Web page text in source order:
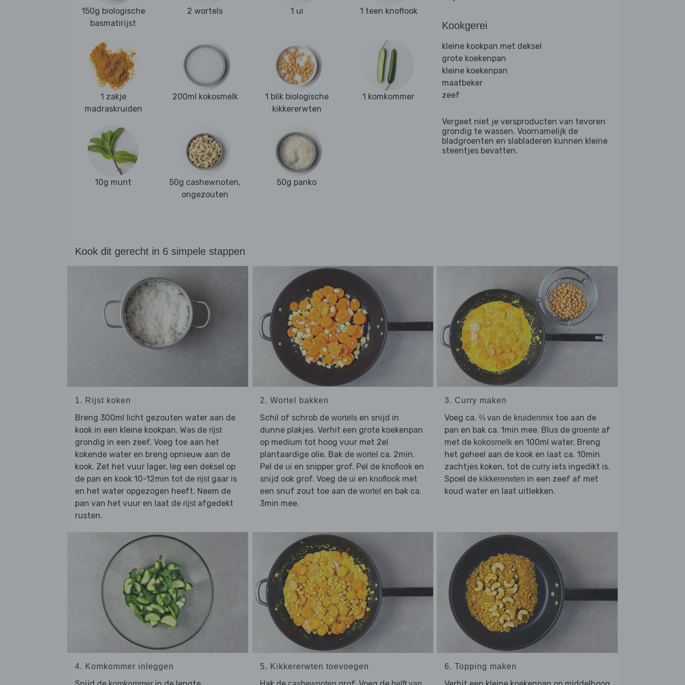
150g biologische
basmatirijst
2 wortels 1 ui 1 teen knoflook
1 zakje
madraskruiden
200ml kokosmelk
1 blik biologische
kikkererwten
1 komkommer
10g munt
50g cashewnoten,
ongezouten
50g panko
Kookgerei
kleine kookpan met deksel
grote koekenpan
kleine koekenpan
maatbeker
zeef
Vergeet niet je versproducten van tevoren
grondig te wassen. Voornamelijk de
bladgroenten en slabladeren kunnen kleine
steentjes bevatten.
Kook dit gerecht in 6 simpele stappen
1. Rijst koken
Breng 300ml licht gezouten water aan de
kook in een kleine kookpan. Was de rijst
grondig in een zeef. Voeg toe aan het
kokende water en breng opnieuw aan de
kook. Zet het vuur lager, leg een deksel op
de pan en kook 10-12min tot de rijstgaar is
en het water opgezogen heeft. Neem de
pan van het vuur en laat de rijstafgedekt
rusten.
2. Wortel bakken
Schil of schrob de wortelsen snijd in
dunne plakjes. Verhit een grote koekenpan
op medium tot hoog vuur met 2el
plantaardige olie. Bak de wortel ca. 2min.
Pel de ui en snipper grof. Pel de knoflooken
snijd ook grof. Voeg de ui en knoflookmet
een snuf zout toe aan de wortel en bak ca.
3min mee.
3. Curry maken
Voeg ca. ⅔ van de kruidenmix toe aan de
pan en bak ca. 1min mee. Blus de groente af
met de kokosmelk en 100ml water. Breng
het geheel aan de kook en laat ca. 10min
zachtjes koken, tot de curry iets ingedikt is.
Spoel de kikkererwten in een zeef af met
koud water en laat uitlekken.
4. Komkommer inleggen 5. Kikkererwten toevoegen 6. Topping maken